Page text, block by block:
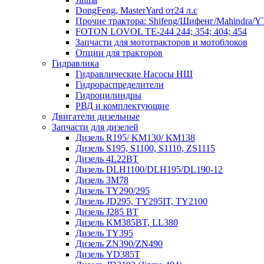
DongFeng, MasterYard от24 л.с
Прочие трактора: Shifeng/Шифенг/Mahindra/
FOTON LOVOL TE-244 244; 354; 404; 454
Запчасти для мототракторов и мотоблоков
Опции для тракторов
Гидравлика
Гидравлические Насосы НШ
Гидрораспределители
Гидроцилиндры
РВД и комплектующие
Двигатели дизельные
Запчасти для дизелей
Дизель R195/ KM130/ KM138
Дизель S195, S1100, S1110, ZS1115
Дизель 4L22BT
Дизель DLH1100/DLH195/DL190-12
Дизель 3М78
Дизель TY290/295
Дизель JD295, TY295IT, TY2100
Дизель J285 BT
Дизель KM385BT, LL380
Дизель TY395
Дизель ZN390/ZN490
Дизель YD385T